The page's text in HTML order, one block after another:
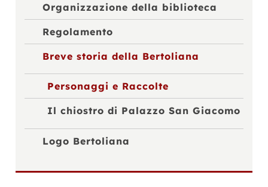
Organizzazione della biblioteca
Regolamento
Breve storia della Bertoliana
Personaggi e Raccolte
Il chiostro di Palazzo San Giacomo
Logo Bertoliana